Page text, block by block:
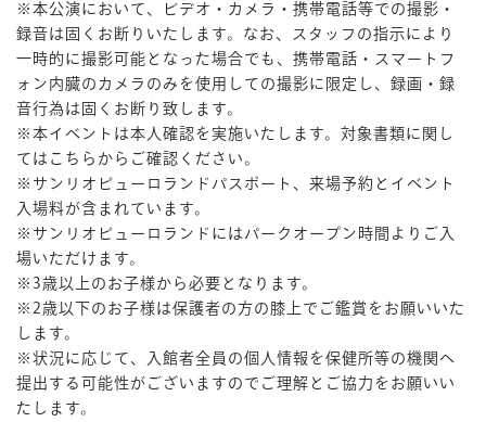
※本公演において、ビデオ・カメラ・携帯電話等での撮影・
録音は固くお断りいたします。なお、スタッフの指示により
一時的に撮影可能となった場合でも、携帯電話・スマートフ
ォン内臓のカメラのみを使用しての撮影に限定し、録画・録
音行為は固くお断り致します。
※本イベントは本人確認を実施いたします。対象書類に関し
てはこちらからご確認ください。
※サンリオピューロランドパスポート、来場予約とイベント
入場料が含まれています。
※サンリオピューロランドにはパークオープン時間よりご入
場いただけます。
※3歳以上のお子様から必要となります。
※2歳以下のお子様は保護者の方の膝上でご鑑賞をお願いいた
します。
※状況に応じて、入館者全員の個人情報を保健所等の機関へ
提出する可能性がございますのでご理解とご協力をお願いい
たします。